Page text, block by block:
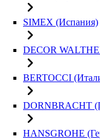
SIMEX (Испания)
DECOR
BERTOCCI
DORNBRACHT
HANSGROHE